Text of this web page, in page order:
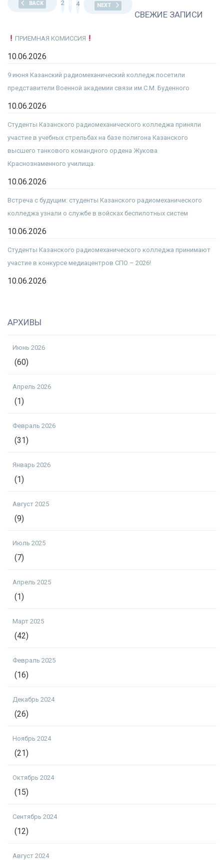
BACK 2 4 NEXT
СВЕЖИЕ ЗАПИСИ
ПРИЕМНАЯ КОМИССИЯ
10.06.2026
9 июня Казанский радиомеханический колледж посетили
представители Военной академии связи им.С.М. Буденного
10.06.2026
Студенты Казанского радиомеханического колледжа приняли
участие в учебных стрельбах на базе полигона Казанского
высшего танкового командного ордена Жукова
Краснознаменного училища.
10.06.2026
Встреча с будущим: студенты Казанского радиомеханического
колледжа узнали о службе в войсках беспилотных систем
10.06.2026
Студенты Казанского радиомеханического колледжа принимают
участие в конкурсе медиацентров СПО – 2026!
10.06.2026
АРХИВЫ
Июнь 2026
(60)
Апрель 2026
(1)
Февраль 2026
(31)
Январь 2026
(1)
Август 2025
(9)
Июль 2025
(7)
Апрель 2025
(1)
Март 2025
(42)
Февраль 2025
(16)
Декабрь 2024
(26)
Ноябрь 2024
(21)
Октябрь 2024
(15)
Сентябрь 2024
(12)
Август 2024